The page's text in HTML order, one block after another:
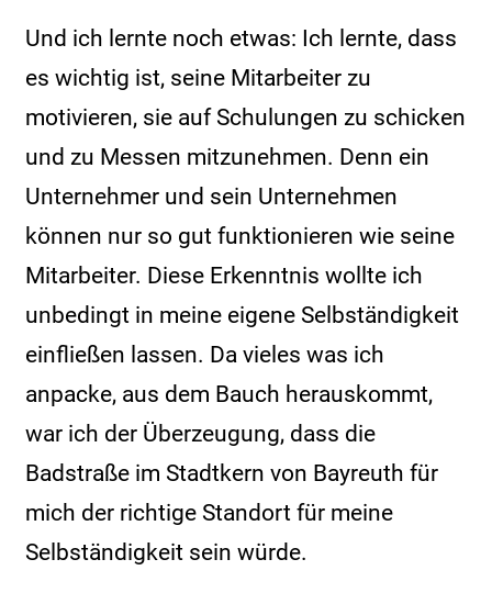
Und ich lernte noch etwas: Ich lernte, dass
es wichtig ist, seine Mitarbeiter zu
motivieren, sie auf Schulungen zu schicken
und zu Messen mitzunehmen. Denn ein
Unternehmer und sein Unternehmen
können nur so gut funktionieren wie seine
Mitarbeiter. Diese Erkenntnis wollte ich
unbedingt in meine eigene Selbständigkeit
einfließen lassen. Da vieles was ich
anpacke, aus dem Bauch herauskommt,
war ich der Überzeugung, dass die
Badstraße im Stadtkern von Bayreuth für
mich der richtige Standort für meine
Selbständigkeit sein würde.